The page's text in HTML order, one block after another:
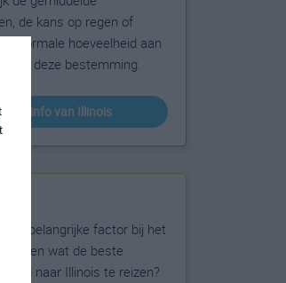
de kans op regen of
de normale hoeveelheid aan
voor deze bestemming.
van Illinois
belangrijke factor bij het
weten wat de beste
om naar Illinois te reizen?